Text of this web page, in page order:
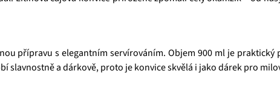
přípravu s elegantním servírováním. Objem 900 ml je praktický
a dárkově, proto je konvice skvělá i jako dárek pro